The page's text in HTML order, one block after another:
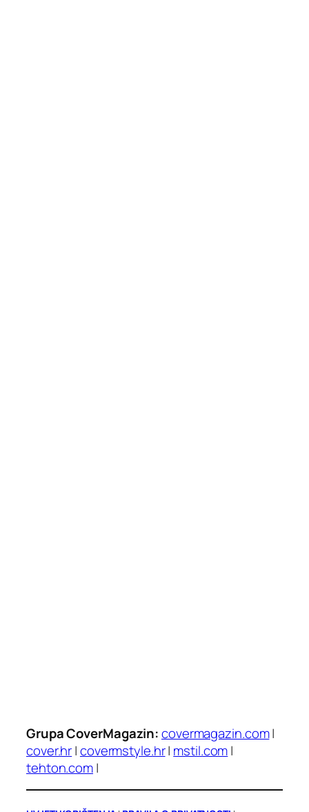
Grupa CoverMagazin:covermagazin.com|
cover.hr|covermstyle.hr| mstil.com|
tehton.com|